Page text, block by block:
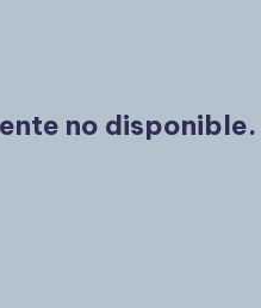
no disponible.